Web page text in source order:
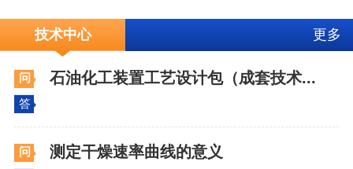
技术中心 更多
问 石油化工装置工艺设计包（成套技术...
答
问 测定干燥速率曲线的意义